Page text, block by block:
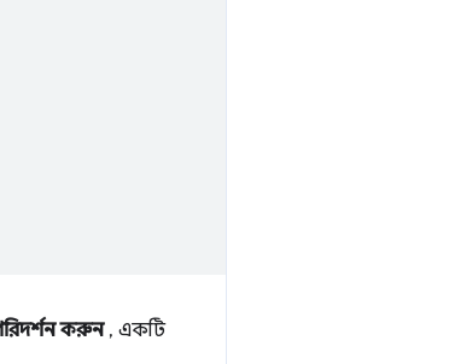
করুন, একটি